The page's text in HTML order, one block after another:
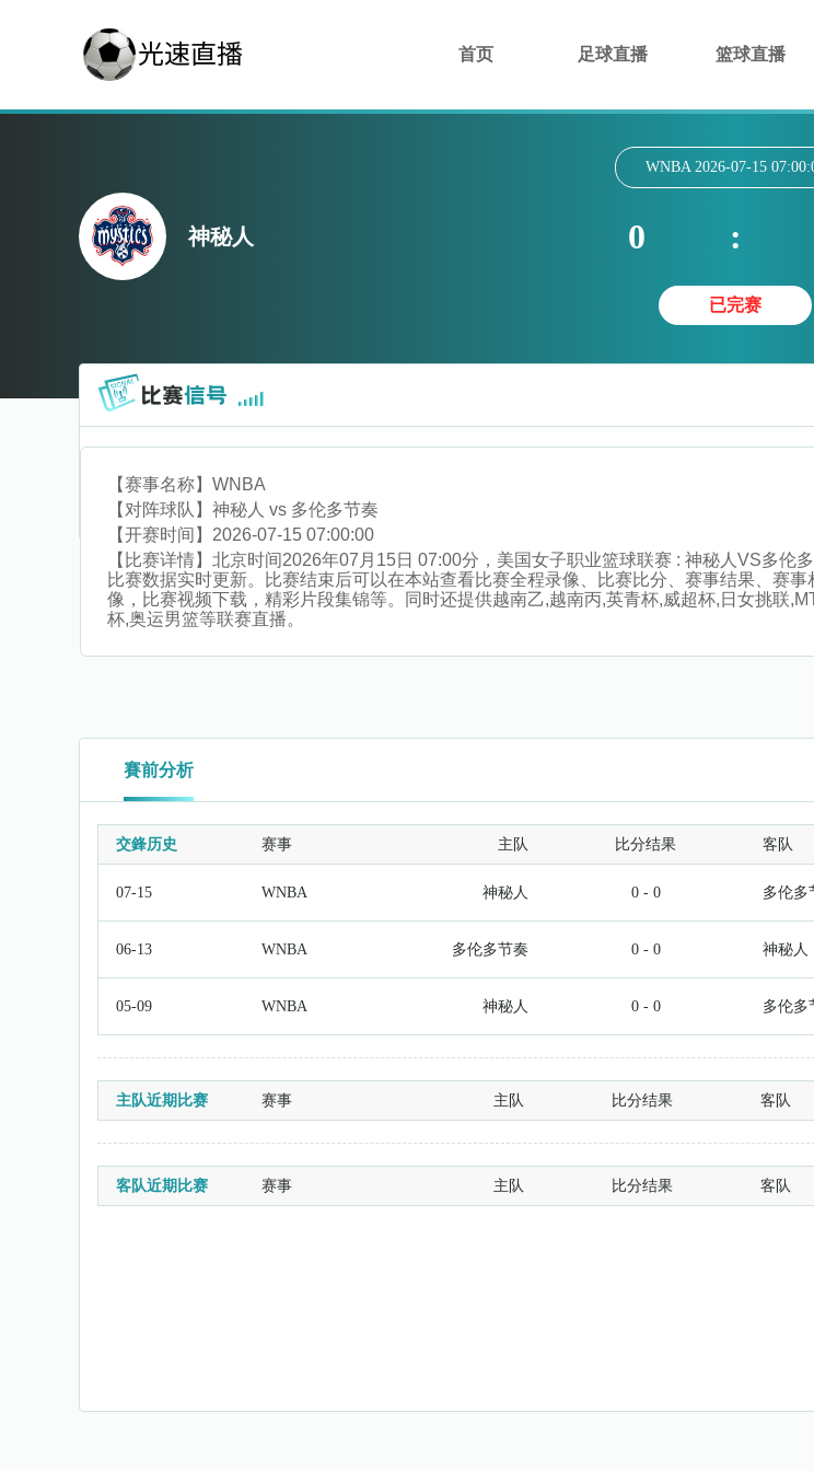
首页 足球直播 篮球直播
神秘人
WNBA 2026-07-15
0 :
已完赛
【赛事名称】 WNBA
【对阵球队】 神秘人 vs 多伦多节奏
【开赛时间】 2026-07-15 07:00:00
【比赛详情】 北京时间2026年07月15日 07:00分，美国女子职业篮球联赛 : 神秘人VS多伦
比赛数据实时更新。比赛结束后可以在本站查看比赛全程录像、比赛比分、赛事结果、赛
像，比赛视频下载，精彩片段集锦等。同时还提供越南乙,越南丙,英青杯,威超杯,日女挑联
杯,奥运男篮等联赛直播。
賽前分析
交鋒历史 赛事 主队 比分结果 客队
07-15 WNBA 神秘人 0 - 0 多伦多
06-13 WNBA 多伦多节奏 0 - 0 神秘人
05-09 WNBA 神秘人 0 - 0 多伦多
主队近期比赛 赛事 主队 比分结果 客队
客队近期比赛 赛事 主队 比分结果 客队